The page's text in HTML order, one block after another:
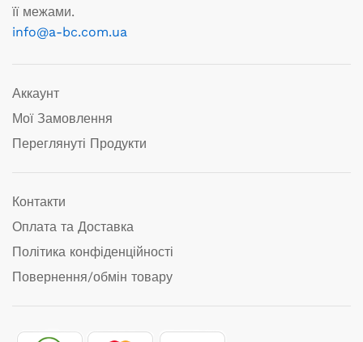
її межами.
info@a-bc.com.ua
Аккаунт
Мої Замовлення
Переглянуті Продукти
Контакти
Оплата та Доставка
Політика конфіденційності
Повернення/обмін товару